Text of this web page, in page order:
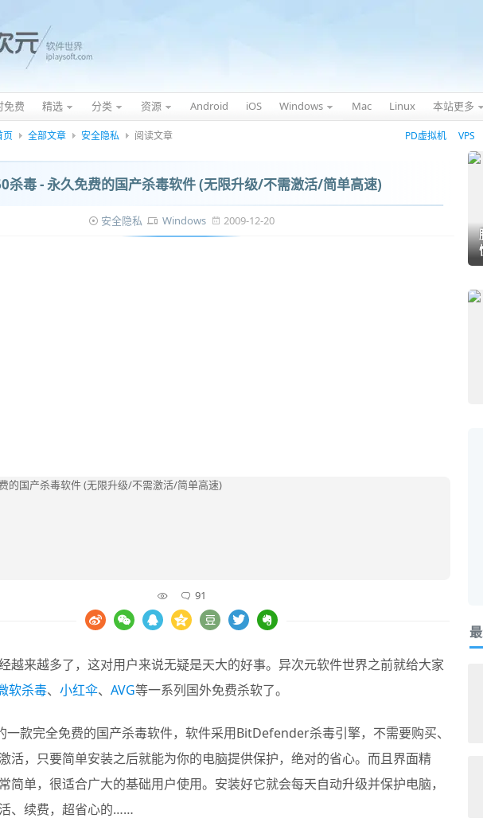
免费 精选 分类 资源 Android iOS Windows Mac Linux 本站更多
页 全部文章 安全隐私 阅读文章 PD虚拟机 VPS
杀毒 - 永久免费的国产杀毒软件 (无限升级/不需激活/简单高速)
安全隐私 Windows 2009-12-20
91
越来越多了，这对用户来说无疑是天大的好事。异次元软件世界之前就给大家
软杀毒、 小红伞、 AVG等一系列国外免费杀软了。
一款完全免费的国产杀毒软件，软件采用BitDefender杀毒引擎，不需要购买、
活，只要简单安装之后就能为你的电脑提供保护，绝对的省心。而且界面精
简单，很适合广大的基础用户使用。安装好它就会每天自动升级并保护电脑，
、续费，超省心的……